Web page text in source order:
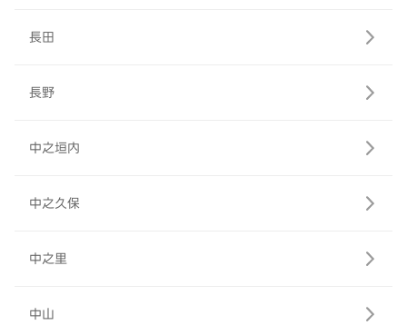
長田
長野
中之垣内
中之久保
中之里
中山